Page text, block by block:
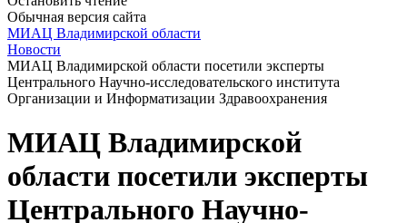
Обычная версия сайта
МИАЦ Владимирской области
Новости
МИАЦ Владимирской области посетили эксперты
Центрального Научно-исследовательского института
Организации и Информатизации Здравоохранения
МИАЦ Владимирской
области посетили эксперты
Центрального Научно-